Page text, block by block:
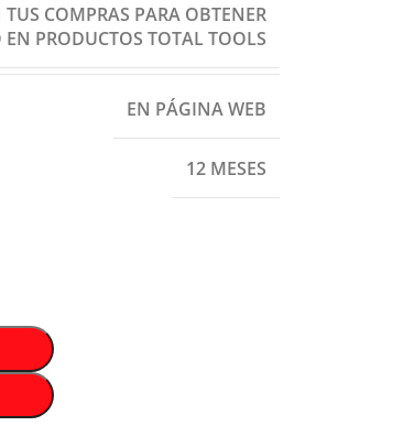
COMPRAS PARA OBTENER
EN PRODUCTOS TOTAL TOOLS
EN PÁGINA WEB
12 MESES